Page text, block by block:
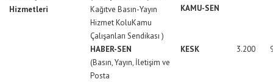
Hizmetleri
KAMU-SEN
Kağıtve Basın-Yayın
Hizmet KoluKamu
Çalışanları Sendikası )
HABER-SEN
KESK 3.200
(Basın, Yayın, İletişim ve
Posta